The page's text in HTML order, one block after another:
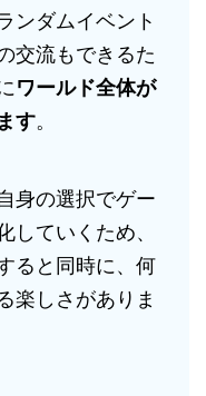
ンダムイベント
交流もできるた
ワールド全体が
す。
身の選択でゲー
していくため、
ると同時に、何
楽しさがありま